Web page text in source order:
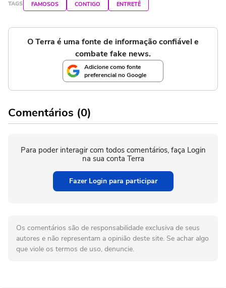
TAGS FAMOSOS CONTIGO ENTRETÊ
O Terra é uma fonte de informação confiável e
combate fake news.
Adicione como fonte
preferencial no Google
Comentários (0)
Para poder interagir com todos comentários, faça Login
na sua conta Terra
Fazer Login para participar
Os comentários são de responsabilidade exclusiva de seus
autores e não representam a opinião deste site. Se achar algo
que viole os termos de uso, denuncie.